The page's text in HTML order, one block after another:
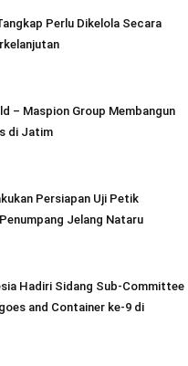
Perlu Dikelola Secara
– Maspion Group Membangun
di Jatim
Persiapan Uji Petik
Jelang Nataru
Hadiri Sidang Sub-Committee
and Container ke-9 di